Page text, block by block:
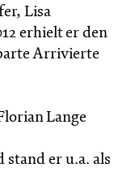
Lisa
erhielt er den
Arrivierte
Lange
stand er u.a. als